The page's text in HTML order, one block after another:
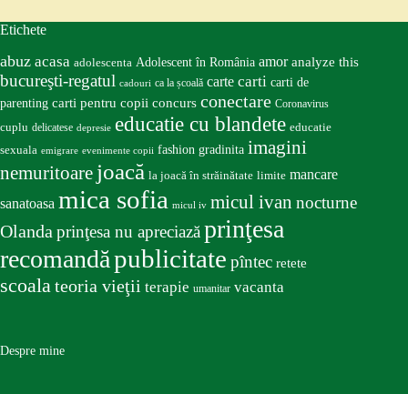
Etichete
abuz acasa adolescenta Adolescent în România amor analyze this
bucureşti-regatul cadouri ca la școală carte carti carti de
parenting carti pentru copii concurs conectare Coronavirus
cuplu delicatese depresie educatie cu blandete educatie
sexuala emigrare evenimente copii fashion gradinita imagini
nemuritoare joacă la joacă în străinătate limite mancare
sanatoasa mica sofia micul iv micul ivan nocturne
Olandaprinţesa nu apreciazăprinţesa
recomandăpublicitate pîntec retete
scoalateoria vieţii terapie umanitar vacanta
Despre mine